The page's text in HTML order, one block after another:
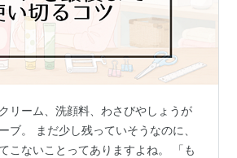
リーム、洗顔料、わさびやしょうが
ブ。 まだ少し残っていそうなのに、
こないことってありますよね。 「も